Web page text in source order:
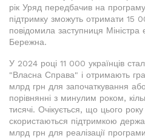
рік Уряд передбачив на
підтримку зможуть отримати 15
повідомила заступниця Міністра
Бережна.
У 2024 році 11 000 українців
"Власна Справа" і отримають
млрд грн для започаткування або
порівнянні з минулим роком,
тисячі. Очікується, що цього
скористаються підтримкою
млрд грн для реалізації